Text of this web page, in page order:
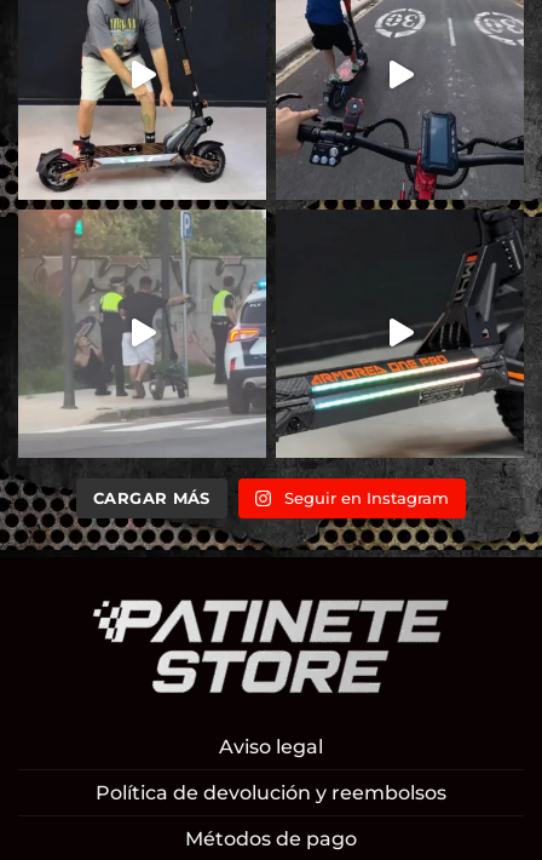
CARGAR MÁS Seguir en Instagram
Aviso legal
Política de devolución y reembolsos
Métodos de pago